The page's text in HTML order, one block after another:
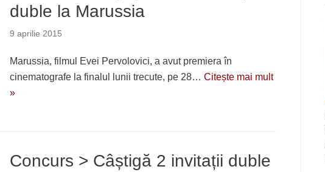
duble la Marussia
9 aprilie 2015
Marussia, filmul Evei Pervolovici, a avut premiera în
cinematografe la finalul lunii trecute, pe 28… Citește mai mult
»
Concurs > Câștigă 2 invitații duble